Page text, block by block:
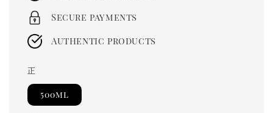
Secure payments
Authentic products
正
500ml